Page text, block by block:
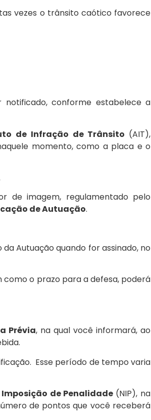
vezes o trânsito caótico favorece
conforme estabelece a
de Infração de Trânsito (AIT),
momento, como a placa e o
de imagem, regulamentado pelo
de Autuação.
Autuação quando for assinado, no
como o prazo para a defesa, poderá
Prévia, na qual você informará, ao
Esse período de tempo varia
de Penalidade (NIP), na
de pontos que você receberá